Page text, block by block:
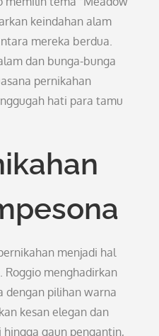
keindahan alam
mereka berdua.
dan bunga-bunga
pernikahan
hati para tamu
menjadi hal
menghadirkan
dengan pilihan warna
kesan elegan dan
gaun pengantin,